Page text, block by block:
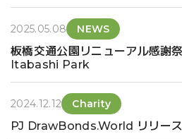
2025.05.08 NEWS
板橋交通公園リニューアル感
Itabashi Park
2024.12.12 Charity
PJ DrawBonds.World リリース